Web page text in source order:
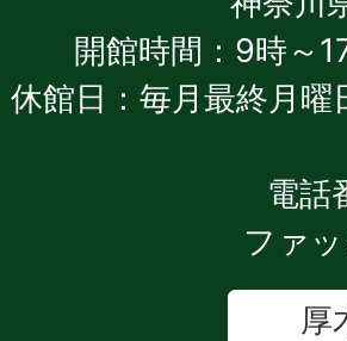
開館時間：9時～
休館日：毎月最終月
電話
ファ
厚